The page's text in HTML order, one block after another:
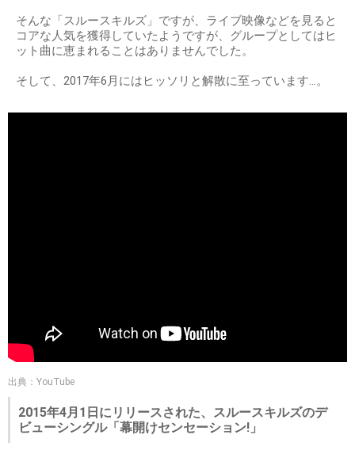
そんな「スルースキルズ」ですが、ライブ映像などを見ると
コアな人気を獲得していたようですが、グループとしてはヒ
ット曲に恵まれることはありませんでした。
そして、2017年6月にはヒッソリと解散に至っています…。
出典：YouTube
2015年4月1日にリリースされた、スルースキルズのデ
ビューシングル「幕開けセンセーション!」